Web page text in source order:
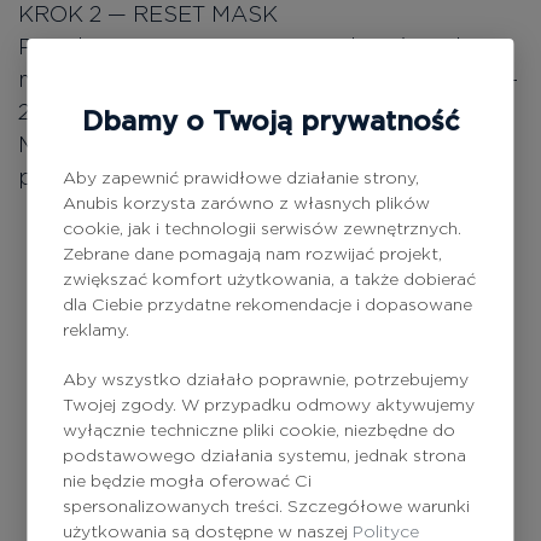
KROK 2 — RESET MASK
Po nałożeniu RESET DROPS nałożyć maskę
miejscowo lub na całą twarz. Pozostawić na 15–
20 minut, następnie spłukać wodą.
Może być stosowany jako kuracja lub jako
produkt SOS w okresach zaostrzeń.
Kwas salicylowy— oczyszcza pory,
zmniejsza stany zapalne i przetłuszczanie
się skóry.
Kwas azelainowy
trądzikiem i przebarwieniami.
Niacynamid— reguluje wydzielanie sebum,
wzmacnia barierę ochronną skóry i
wyrównuje jej koloryt.
Prebiotyki — wspierają zdrowy mikrobiom
Dbamy o Twoją prywatność
Aby zapewnić prawidłowe działanie strony,
Anubis korzysta zarówno z własnych plików
cookie, jak i technologii serwisów zewnętrznych.
Zebrane dane pomagają nam rozwijać projekt,
zwiększać komfort użytkowania, a także dobierać
dla Ciebie przydatne rekomendacje i dopasowane
reklamy.
Aby wszystko działało poprawnie, potrzebujemy
Twojej zgody. W przypadku odmowy aktywujemy
wyłącznie techniczne pliki cookie, niezbędne do
podstawowego działania systemu, jednak strona
nie będzie mogła oferować Ci
spersonalizowanych treści. Szczegółowe warunki
użytkowania są dostępne w naszej Polityce